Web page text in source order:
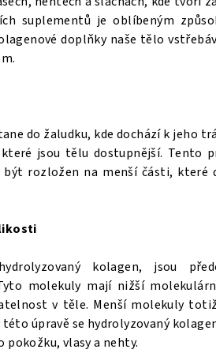
suplementů je oblíbeným
doplňky naše tělo
do žaludku, kde dochází k jeho
jsou tělu dostupnější. Tento
rozložen na menší části, které
kolagen, jsou
molekuly mají nižší
v těle. Menší molekuly
úpravě se hydrolyzovaný
pokožku, vlasy a nehty.